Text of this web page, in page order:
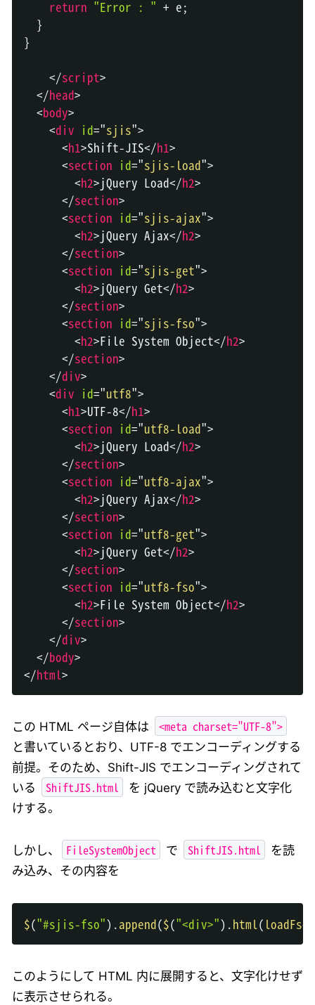
return "Error : " + e;
}
}
</script>
</head>
<body>
<div id="sjis">
<h1>Shift-JIS</h1>
<section id="sjis-load">
<h2>jQuery Load</h2>
</section>
<section id="sjis-ajax">
<h2>jQuery Ajax</h2>
</section>
<section id="sjis-get">
<h2>jQuery Get</h2>
</section>
<section id="sjis-fso">
<h2>File System Object</h2>
</section>
</div>
<div id="utf8">
<h1>UTF-8</h1>
<section id="utf8-load">
<h2>jQuery Load</h2>
</section>
<section id="utf8-ajax">
<h2>jQuery Ajax</h2>
</section>
<section id="utf8-get">
<h2>jQuery Get</h2>
</section>
<section id="utf8-fso">
<h2>File System Object</h2>
</section>
</div>
</body>
</html>
この HTML ページ自体は <meta charset="UTF-8">
と書いているとおり、UTF-8 でエンコーディングする
前提。そのため、Shift-JIS でエンコーディングされて
いる
ShiftJIS.html
を jQuery で読み込むと文字化
けする。
しかし、 FileSystemObject で ShiftJIS.html
を読
み込み、その内容を
$("#sjis-fso") .append($("<div>") .html( loadFso
このようにして HTML 内に展開すると、文字化けせず
に表示させられる。